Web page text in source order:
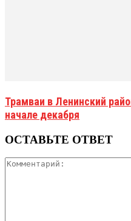
Трамваи в Ленинский
начале декабря
ОСТАВЬТЕ ОТВЕТ